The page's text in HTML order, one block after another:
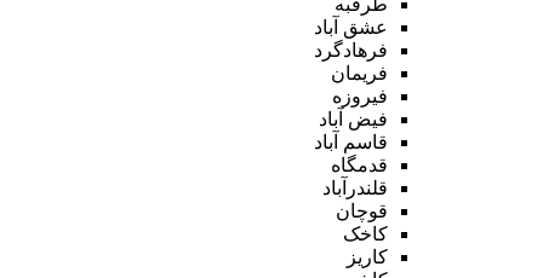
عشق آباد
فرهادگرد
فریمان
فیروزه
فیض آباد
قاسم آباد
قدمگاه
قلندرآباد
قوچان
کاخک
کاریز